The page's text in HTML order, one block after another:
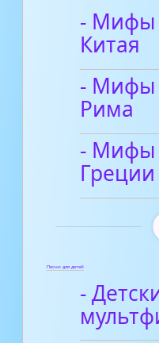
- Мифы
Китая
- Мифы
Рима
- Мифы
Греции
Песни для детей
-